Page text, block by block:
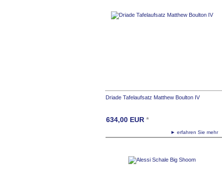
Driade Tafelaufsatz Matthew Boulton IV
► erfahren Sie
634,00 EUR *